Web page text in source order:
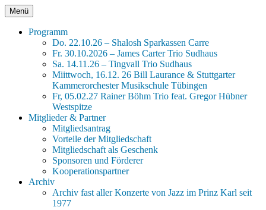
Zum
Inhalt
springen
Jazz im Prinz Karl
xxx Seit 45 Jahren Jazz für Tübingen xxx
Menü
Programm
Do. 22.10.26 – Shalosh Sparkassen Carre
Fr. 30.10.2026 – James Carter Trio Sudhaus
Sa. 14.11.26 – Tingvall Trio Sudhaus
Miittwoch, 16.12. 26 Bill Laurance & Stuttgarter
Kammerorchester Musikschule Tübingen
Fr, 05.02.27 Rainer Böhm Trio feat. Gregor Hübner
Westspitze
Mitglieder & Partner
Mitgliedsantrag
Vorteile der Mitgliedschaft
Mitgliedschaft als Geschenk
Sponsoren und Förderer
Kooperationspartner
Archiv
Archiv fast aller Konzerte von Jazz im Prinz Karl seit
1977